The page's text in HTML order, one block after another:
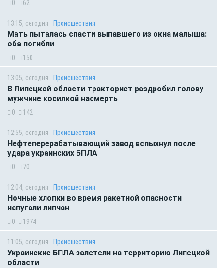
0 62
13:15, сегодня Происшествия
Мать пыталась спасти выпавшего из окна малыша:
оба погибли
0 150
13:05, сегодня Происшествия
В Липецкой области тракторист раздробил голову
мужчине косилкой насмерть
0 142
12:55, сегодня Происшествия
Нефтеперерабатывающий завод вспыхнул после
удара украинских БПЛА
0 70
12:04, сегодня Происшествия
Ночные хлопки во время ракетной опасности
напугали липчан
0 1974
11:05, сегодня Происшествия
Украинские БПЛА залетели на территорию Липецкой
области